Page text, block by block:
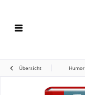
Übersicht Humor